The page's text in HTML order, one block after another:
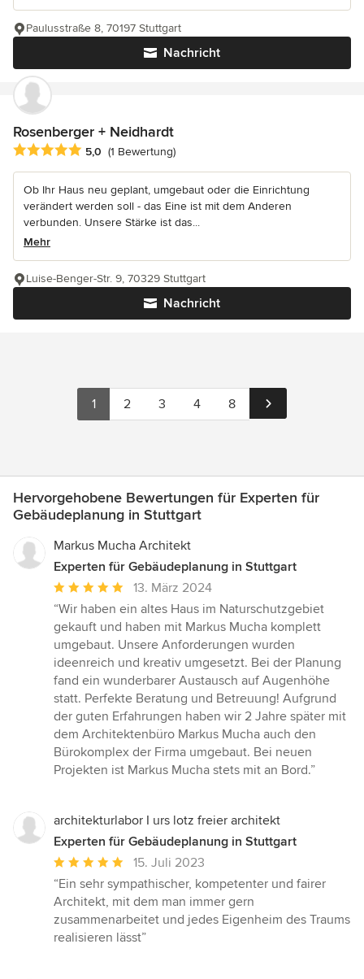
Nachricht
Paulusstraße 8, 70197 Stuttgart
Rosenberger + Neidhardt
Durchschnittliche Bewertung: 5 von 5 Sternen
5,0 (1 Bewertung)
Ob Ihr Haus neu geplant, umgebaut oder die Einrichtung
verändert werden soll - das Eine ist mit dem Anderen
verbunden. Unsere Stärke ist das...
Mehr
Nachricht
Luise-Benger-Str. 9, 70329 Stuttgart
1 2 3 4 8
Hervorgehobene Bewertungen für Experten für
Gebäudeplanung in Stuttgart
Markus Mucha Architekt
Experten für Gebäudeplanung in Stuttgart
Durchschnittliche
Bewertung:
5
von
5
Sternen
13. März 2024
“Wir haben ein altes Haus im Naturschutzgebiet
gekauft und haben mit Markus Mucha komplett
umgebaut. Unsere Anforderungen wurden
ideenreich und kreativ umgesetzt. Bei der Planung
fand ein wunderbarer Austausch auf Augenhöhe
statt. Perfekte Beratung und Betreuung! Aufgrund
der guten Erfahrungen haben wir 2 Jahre später mit
dem Architektenbüro Markus Mucha auch den
Bürokomplex der Firma umgebaut. Bei neuen
Projekten ist Markus Mucha stets mit an Bord.”
architekturlabor I urs lotz freier architekt
Experten für Gebäudeplanung in Stuttgart
Durchschnittliche
Bewertung:
5
von
5
15. Juli 2023
“Ein sehr sympathischer, kompetenter und fairer
Architekt, mit dem man immer gern
zusammenarbeitet und jedes Eigenheim des Traums
realisieren lässt”